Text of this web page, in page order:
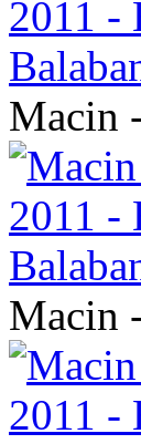
Macin
Macin